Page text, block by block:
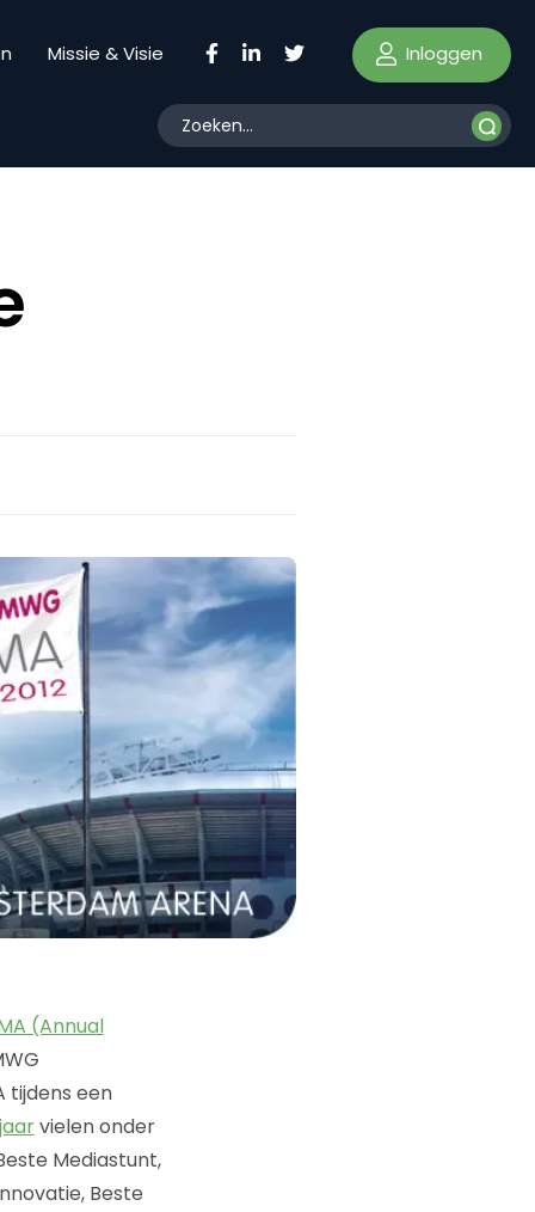
Missie & Visie Inloggen
(Annual
tijdens een
vielen onder
Mediastunt,
Beste